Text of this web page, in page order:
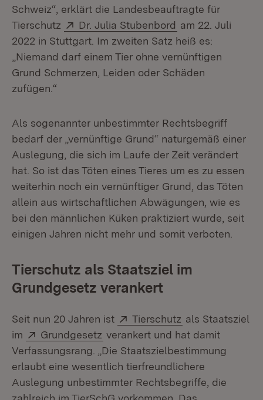
Schweiz“, erklärt die Landesbeauftragte für
Tierschutz
Extern:
Dr. Julia Stubenbord (Öffnet in neuem
am 22. Juli
2022 in Stuttgart. Im zweiten Satz heiß es:
„Niemand darf einem Tier ohne vernünftigen
Grund Schmerzen, Leiden oder Schäden
zufügen.“
Als sogenannter unbestimmter Rechtsbegriff
bedarf der „vernünftige Grund“ naturgemäß einer
Auslegung, die sich im Laufe der Zeit verändert
hat. So ist das Töten eines Tieres um es zu essen
weiterhin noch ein vernünftiger Grund, das Töten
allein aus wirtschaftlichen Abwägungen, wie es
bei den männlichen Küken praktiziert wurde, seit
einigen Jahren nicht mehr und somit verboten.
Tierschutz als Staatsziel im
Grundgesetz verankert
Seit nun 20 Jahren ist Extern:
Tierschutz (Öffnet in
als Staatsziel
im
Extern:
Grundgesetz (Öffnet in neuem Fenster)
verankert und hat damit
Verfassungsrang. „Die Staatszielbestimmung
erlaubt eine wesentlich tierfreundlichere
Auslegung unbestimmter Rechtsbegriffe, die